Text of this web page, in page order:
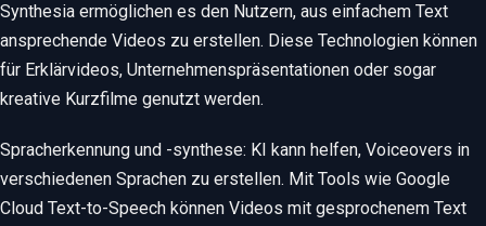
Synthesia ermöglichen es den Nutzern, aus einfachem Text
ansprechende Videos zu erstellen. Diese Technologien können
für Erklärvideos, Unternehmenspräsentationen oder sogar
kreative Kurzfilme genutzt werden.
Spracherkennung und -synthese: KI kann helfen, Voiceovers in
verschiedenen Sprachen zu erstellen. Mit Tools wie Google
Cloud Text-to-Speech können Videos mit gesprochenem Text